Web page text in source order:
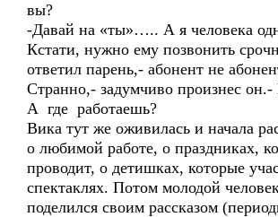
вы?
-Давай на «ты»….. А я человека
Кстати, нужно ему позвонить
ответил парень,- абонент не
Странно,- задумчиво произнес он.-
А где работаешь?
Вика тут же оживилась и начала
о любимой работе, о праздниках,
проводит, о детишках, которые
спектаклях. Потом молодой
поделился своим рассказом